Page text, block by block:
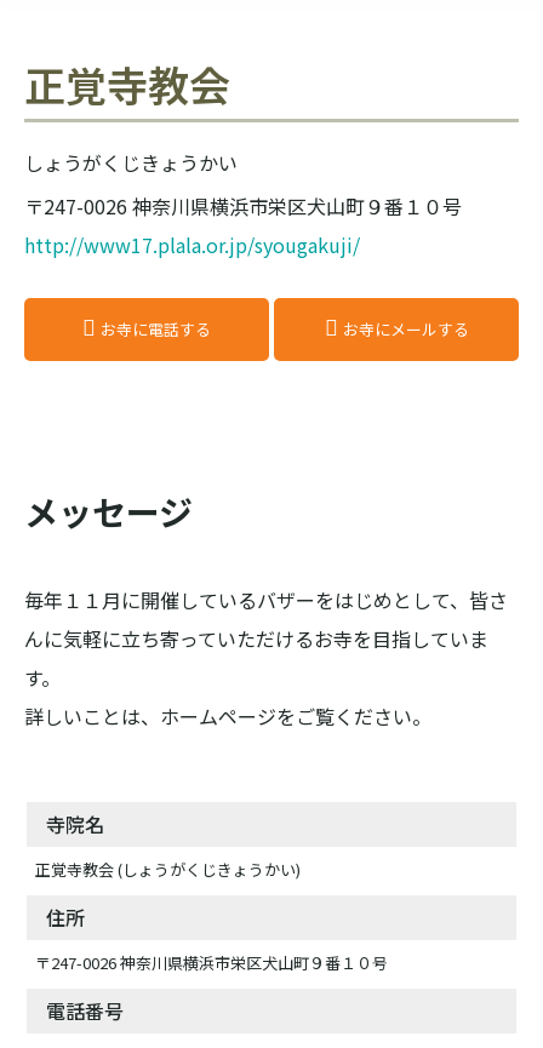
正覚寺教会
しょうがくじきょうかい
〒247-0026 神奈川県横浜市栄区犬山町９番１０号
http://www17.plala.or.jp/syougakuji/
お寺に電話する お寺にメールする
メッセージ
毎年１１月に開催しているバザーをはじめとして、皆さ
んに気軽に立ち寄っていただけるお寺を目指していま
す。
詳しいことは、ホームページをご覧ください。
寺院名
正覚寺教会 (しょうがくじきょうかい)
住所
〒247-0026 神奈川県横浜市栄区犬山町９番１０号
電話番号